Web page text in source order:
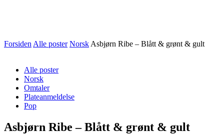
Forsiden Alle poster Norsk Asbjørn Ribe – Blått & grønt & gult
Alle poster
Norsk
Omtaler
Plateanmeldelse
Pop
Asbjørn Ribe – Blått & grønt & gult